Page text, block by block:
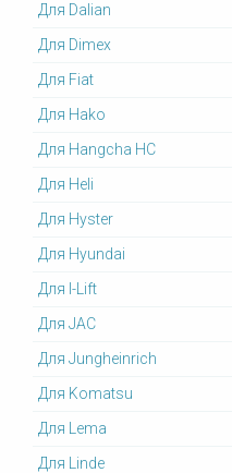
Для Dalian
Для Dimex
Для Fiat
Для Hako
Для Hangcha HC
Для Heli
Для Hyster
Для Hyundai
Для I-Lift
Для JAC
Для Jungheinrich
Для Komatsu
Для Lema
Для Linde